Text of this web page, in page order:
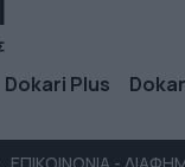
Dokari Plus